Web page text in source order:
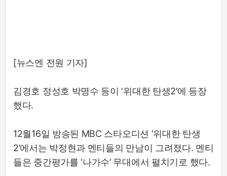
[뉴스엔 전원 기자]
김경호 정성호 박명수 등이 ‘위대한 탄생2’에 등장
했다.
12월16일 방송된 MBC 스타오디션 ‘위대한 탄생
2’에서는 박정현과 멘티들의 만남이 그려졌다. 멘티
들은 중간평가를 ‘나가수’ 무대에서 펼치기로 했다.